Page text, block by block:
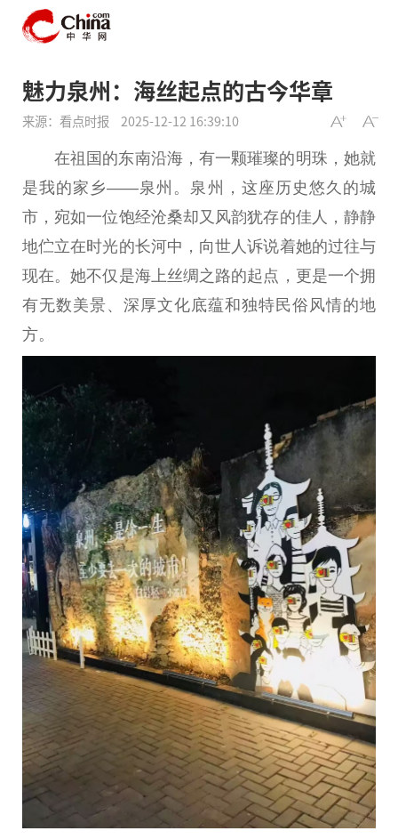
魅力泉州：海丝起点的古今华章
来源：看点时报 2025-12-12 16:39:10
在祖国的东南沿海，有一颗璀璨的明珠，她就
是我的家乡——泉州。泉州，这座历史悠久的城
市，宛如一位饱经沧桑却又风韵犹存的佳人，静静
地伫立在时光的长河中，向世人诉说着她的过往与
现在。她不仅是海上丝绸之路的起点，更是一个拥
有无数美景、深厚文化底蕴和独特民俗风情的地
方。